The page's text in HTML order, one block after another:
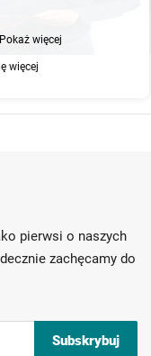
pierwsi o naszych
zachęcamy do
Subskrybuj
Pokaż więcej
więcej